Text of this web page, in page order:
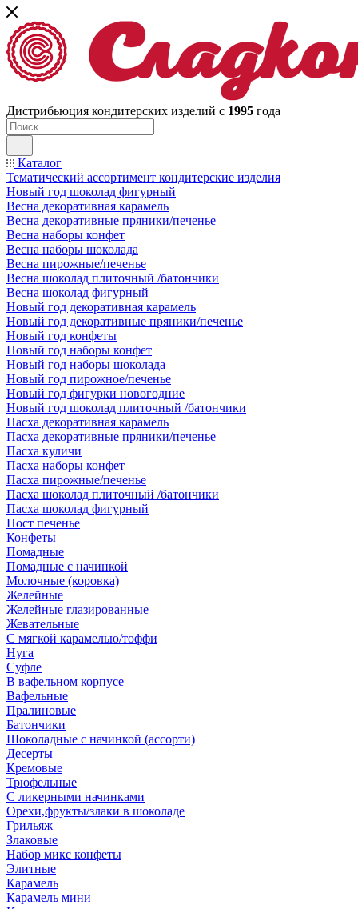
Дистрибьюция кондитерских изделий с 1995 года
Каталог
Тематический ассортимент кондитерские изделия
Новый год шоколад фигурный
Весна декоративная карамель
Весна декоративные пряники/печенье
Весна наборы конфет
Весна наборы шоколада
Весна пирожные/печенье
Весна шоколад плиточный /батончики
Весна шоколад фигурный
Новый год декоративная карамель
Новый год декоративные пряники/печенье
Новый год конфеты
Новый год наборы конфет
Новый год наборы шоколада
Новый год пирожное/печенье
Новый год фигурки новогодние
Новый год шоколад плиточный /батончики
Пасха декоративная карамель
Пасха декоративные пряники/печенье
Пасха куличи
Пасха наборы конфет
Пасха пирожные/печенье
Пасха шоколад плиточный /батончики
Пасха шоколад фигурный
Пост печенье
Конфеты
Помадные
Помадные с начинкой
Молочные (коровка)
Желейные
Желейные глазированные
Жевательные
С мягкой карамелью/тоффи
Нуга
Суфле
В вафельном корпусе
Вафельные
Пралиновые
Батончики
Шоколадные с начинкой (ассорти)
Десерты
Кремовые
Трюфельные
С ликерными начинками
Орехи,фрукты/злаки в шоколаде
Грильяж
Злаковые
Набор микс конфеты
Элитные
Карамель
Карамель мини